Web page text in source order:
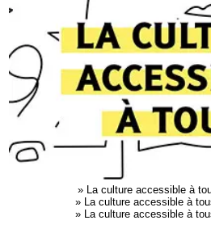
» La culture accessible à
» La culture accessible à
» La culture accessible à